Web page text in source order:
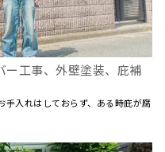
ー工事、外壁塗装、庇補
手入れはしておらず、ある時庇が腐